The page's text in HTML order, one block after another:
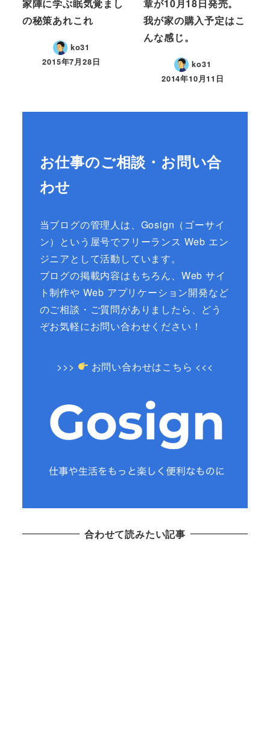
家陣に学ぶ眠気覚まし
の秘策あれこれ
ko31
2015年7月28日
章が10月18日発売。
我が家の購入予定はこ
んな感じ。
ko31
2014年10月11日
お仕事のご相談・お問い合
わせ
当ブログの管理人は、Gosign（ゴーサイ
ン）という屋号でフリーランス Web エン
ジニアとして活動しています。
ブログの掲載内容はもちろん、Web サイ
ト制作や Web アプリケーション開発など
のご相談・ご質問がありましたら、どう
ぞお気軽にお問い合わせください！
>>> お問い合わせはこちら <<<
合わせて読みたい記事